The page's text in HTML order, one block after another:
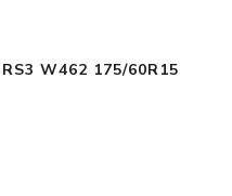
W462 175/60R15